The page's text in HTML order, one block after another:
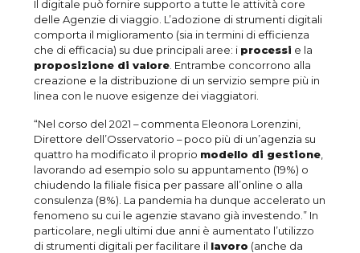
Il digitale può fornire supporto a tutte le attività core
delle Agenzie di viaggio. L’adozione di strumenti digitali
comporta il miglioramento (sia in termini di efficienza
che di efficacia) su due principali aree: i processi e la
proposizione di valore . Entrambe concorrono alla
creazione e la distribuzione di un servizio sempre più in
linea con le nuove esigenze dei viaggiatori.
“Nel corso del 2021 – commenta Eleonora Lorenzini,
Direttore dell’Osservatorio – poco più di un’agenzia su
quattro ha modificato il proprio modello di gestione
lavorando ad esempio solo su appuntamento (19%) o
chiudendo la filiale fisica per passare all’online o alla
consulenza (8%). La pandemia ha dunque accelerato un
fenomeno su cui le agenzie stavano già investendo.” In
particolare, negli ultimi due anni è aumentato l’utilizzo
di strumenti digitali per facilitare il lavoro (anche da